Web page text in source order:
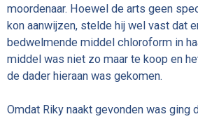
moordenaar. Hoewel de arts geen
kon aanwijzen, stelde hij wel vast dat
bedwelmende middel chloroform in
middel was niet zo maar te koop en
de dader hieraan was gekomen.
Omdat Riky naakt gevonden was ging